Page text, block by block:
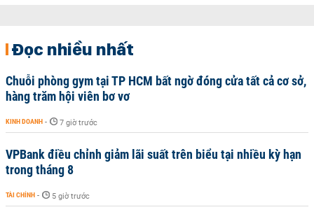
Đọc nhiều nhất
Chuỗi phòng gym tại TP HCM bất ngờ đóng cửa tất cả cơ sở,
hàng trăm hội viên bơ vơ
KINH DOANH - 7 giờ trước
VPBank điều chỉnh giảm lãi suất trên biểu tại nhiều kỳ hạn
trong tháng 8
TÀI CHÍNH - 5 giờ trước